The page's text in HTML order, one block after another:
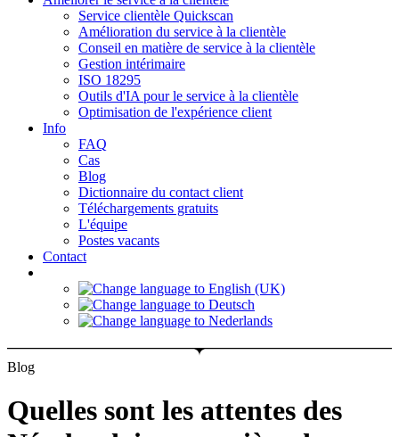
Service clientèle Quickscan
Amélioration du service à la clientèle
Conseil en matière de service à la clientèle
Gestion intérimaire
ISO 18295
Outils d'IA pour le service à la clientèle
Optimisation de l'expérience client
Info
FAQ
Cas
Blog
Dictionnaire du contact client
Téléchargements gratuits
L'équipe
Postes vacants
Contact
Blog
Quelles sont les attentes des